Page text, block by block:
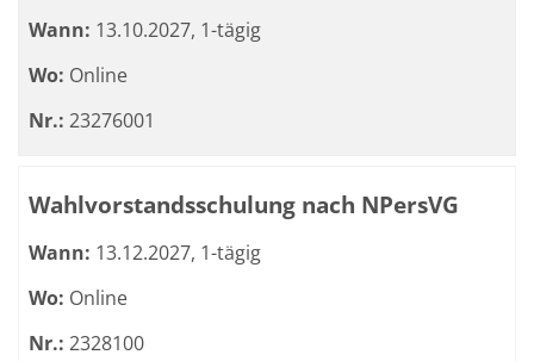
Wann: 13.10.2027, 1-tägig
Wo: Online
Nr.: 23276001
Wahlvorstandsschulung nach NPersVG
Wann: 13.12.2027, 1-tägig
Wo: Online
Nr.: 2328100